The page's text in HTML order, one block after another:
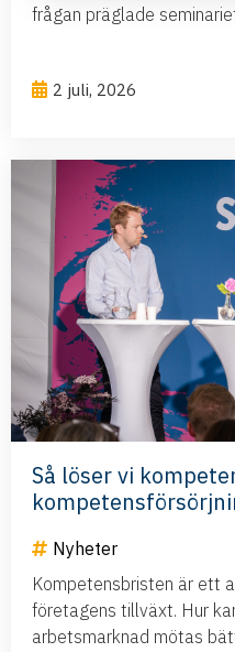
frågan präglade
2 juli, 2026
Så löser vi
Nyheter
Kompetensbristen är ett
företagens tillväxt. Hur
arbetsmarknad mötas